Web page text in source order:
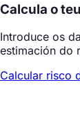
Calcula o
Introduce os
estimación do
Calcular risco